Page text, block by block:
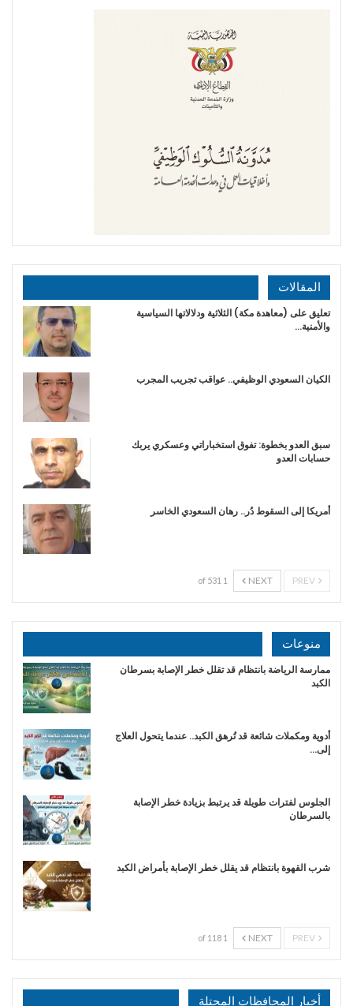
المقالات
تعليق على (معاهدة مكة) الثلاثية ودلالاتها السياسية
والأمنية…
الكيان السعودي الوظيفي.. عواقب تجريب المجرب
سبق العدو بخطوة: تفوق استخباراتي وعسكري يربك
حسابات العدو
أمريكا إلى السقوط دُر.. رهان السعودي الخاسر
NEXT
1 of 531
منوعات
ممارسة الرياضة بانتظام قد تقلل خطر الإصابة بسرطان
الكبد
أدوية ومكملات شائعة قد تُرهق الكبد.. عندما يتحول العلاج
إلى…
الجلوس لفترات طويلة قد يرتبط بزيادة خطر الإصابة
بالسرطان
شرب القهوة بانتظام قد يقلل خطر الإصابة بأمراض الكبد
NEXT
1 of 118
أخبار المحافظات المحتلة